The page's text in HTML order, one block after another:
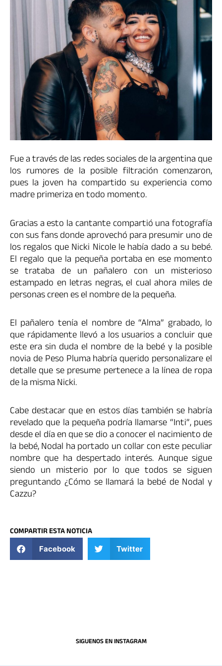
Fue a través de las redes sociales de la argentina que
los rumores de la posible filtración comenzaron,
pues la joven ha compartido su experiencia como
madre primeriza en todo momento.
Gracias a esto la cantante compartió una fotografía
con sus fans donde aprovechó para presumir uno de
los regalos que Nicki Nicole le había dado a su bebé.
El regalo que la pequeña portaba en ese momento
se trataba de un pañalero con un misterioso
estampado en letras negras, el cual ahora miles de
personas creen es el nombre de la pequeña.
El pañalero tenía el nombre de “Alma” grabado, lo
que rápidamente llevó a los usuarios a concluir que
este era sin duda el nombre de la bebé y la posible
novia de Peso Pluma habría querido personalizare el
detalle que se presume pertenece a la línea de ropa
de la misma Nicki.
Cabe destacar que en estos días también se habría
revelado que la pequeña podría llamarse “Inti”, pues
desde el día en que se dio a conocer el nacimiento de
la bebé, Nodal ha portado un collar con este peculiar
nombre que ha despertado interés. Aunque sigue
siendo un misterio por lo que todos se siguen
preguntando ¿Cómo se llamará la bebé de Nodal y
Cazzu?
COMPARTIR ESTA NOTICIA
Facebook Twitter
SIGUENOS EN INSTAGRAM